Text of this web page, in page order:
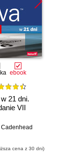
ebook
21 dni.
VII
cena z 30 dni)